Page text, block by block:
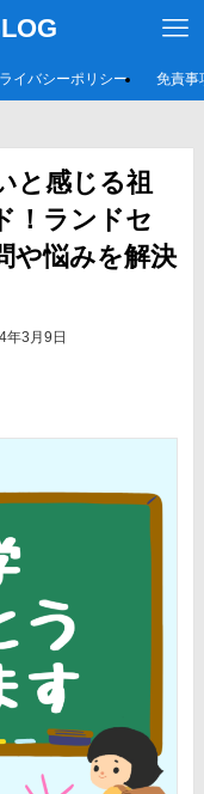
イバシーポリシー 免責事
と感じる祖
！ランドセ
や悩みを解決
年3月9日